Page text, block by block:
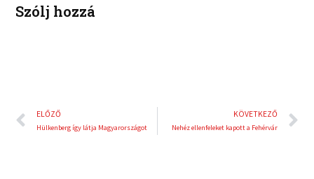
Szólj hozzá
Előző
ELŐZŐ
Hülkenberg így látja Magyarországot
KÖVETKEZŐ
Nehéz ellenfeleket kapott a Fehérvár